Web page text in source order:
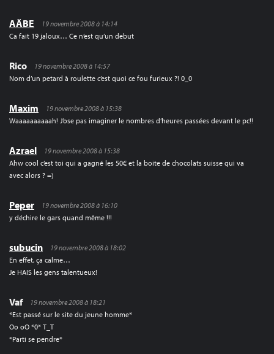
AÄBE
19 novembre 2008 à 14:14
Ca fait 19 jaloux… Ce n’est qu’un debut
Rico
19 novembre 2008 à 14:57
Nom d’un petard à roulette c’est quoi ce fou furieux ?! 0_0
Maxim
19 novembre 2008 à 15:38
Waaaaaaaaaah! J’ose pas imaginer le nombres d’heures passées devant le pc!!
Azrael
19 novembre 2008 à 15:38
Ahw cool c’est toi qui a gagné les 50€ et la boite de chocolats suisse qui va
avec alors ? =)
Peper
19 novembre 2008 à 16:10
y déchire le gars quand même !!!
subucin
19 novembre 2008 à 18:02
En effet, ça calme…
Je HAIS les gens talentueux!
Vaf
19 novembre 2008 à 18:21
*Est passé sur le site du jeune homme*
Oo oO *0* T_T
*Parti se pendre*